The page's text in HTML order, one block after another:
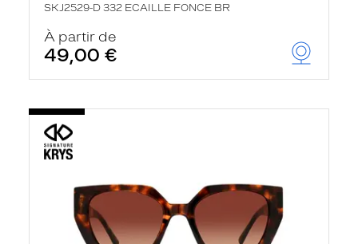
SKJ2529-D 332 ECAILLE FONCE BR
À partir de
49,00 €